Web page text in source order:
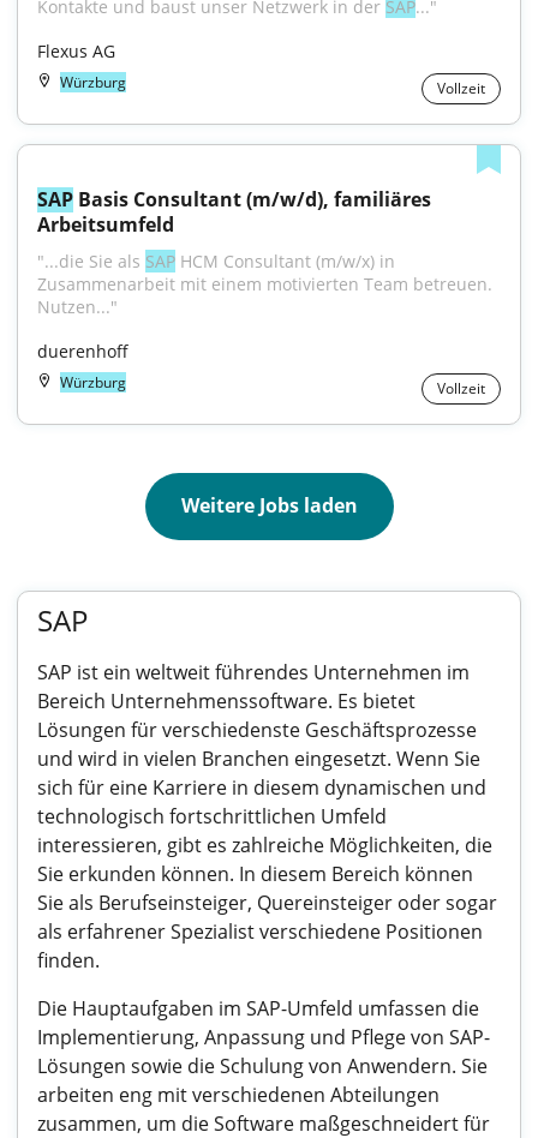
Kontakte und baust unser Netzwerk in der SAP..."
Flexus AG
Würzburg Vollzeit
SAP Basis Consultant (m/w/d), familiäres
Arbeitsumfeld
"...die Sie als SAP HCM Consultant (m/w/x) in
Zusammenarbeit mit einem motivierten Team betreuen.
Nutzen..."
duerenhoff
Würzburg Vollzeit
Weitere Jobs laden
SAP
SAP ist ein weltweit führendes Unternehmen im
Bereich Unternehmenssoftware. Es bietet
Lösungen für verschiedenste Geschäftsprozesse
und wird in vielen Branchen eingesetzt. Wenn Sie
sich für eine Karriere in diesem dynamischen und
technologisch fortschrittlichen Umfeld
interessieren, gibt es zahlreiche Möglichkeiten, die
Sie erkunden können. In diesem Bereich können
Sie als Berufseinsteiger, Quereinsteiger oder sogar
als erfahrener Spezialist verschiedene Positionen
finden.
Die Hauptaufgaben im SAP-Umfeld umfassen die
Implementierung, Anpassung und Pflege von SAP-
Lösungen sowie die Schulung von Anwendern. Sie
arbeiten eng mit verschiedenen Abteilungen
zusammen, um die Software maßgeschneidert für